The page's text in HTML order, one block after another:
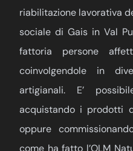
riabilitazione lavorativa
sociale di Gais in Val
fattoria persone
coinvolgendole in
artigianali. E’
acquistando i prodotti
oppure
come ha fatto l’OLM